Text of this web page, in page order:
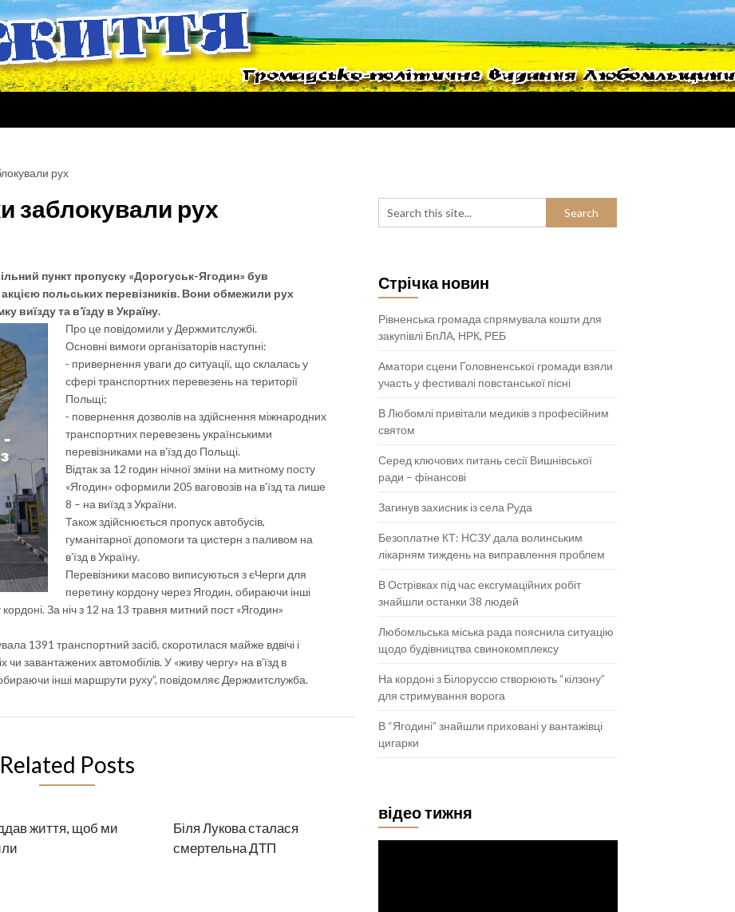
рух
заблокували рух
пункт пропуску «Дорогуськ-Ягодин» був
польських перевізників. Вони обмежили рух
виїзду та в’їзду в Україну.
Про це повідомили у Держмитслужбі.
Основні вимоги організаторів наступні:
⁃ привернення уваги до ситуації, що склалась у
сфері транспортних перевезень на території
Польщі;
⁃ повернення дозволів на здійснення міжнародних
транспортних перевезень українськими
перевізниками на вʼїзд до Польщі.
Відтак за 12 годин нічної зміни на митному посту
«Ягодин» оформили 205 ваговозів на в’їзд та лише
8 – на виїзд з України.
Також здійснюється пропуск автобусів,
гуманітарної допомоги та цистерн з паливом на
вʼїзд в Україну.
Перевізники масово виписуються з єЧерги для
перетину кордону через Ягодин, обираючи інші
За ніч з 12 на 13 травня митний пост «Ягодин»
1391 транспортний засіб, скоротилася майже вдвічі і
завантажених автомобілів. У «живу чергу» на в’їзд в
інші маршрути руху”, повідомляє Держмитслужба.
Related Posts
життя, щоб ми
Біля Лукова сталася
смертельна ДТП
Стрічка новин
Рівненська громада спрямувала кошти для
закупівлі БпЛА, НРК, РЕБ
Аматори сцени Головненської громади взяли
участь у фестивалі повстанської пісні
В Любомлі привітали медиків з професійним
святом
Серед ключових питань сесії Вишнівської
ради – фінансові
Загинув захисник із села Руда
Безоплатне КТ: НСЗУ дала волинським
лікарням тиждень на виправлення проблем
В Острівках під час ексгумаційних робіт
знайшли останки 38 людей
Любомльська міська рада пояснила ситуацію
щодо будівництва свинокомплексу
На кордоні з Білоруссю створюють “кілзону”
для стримування ворога
В “Ягодині” знайшли приховані у вантажівці
цигарки
відео тижня